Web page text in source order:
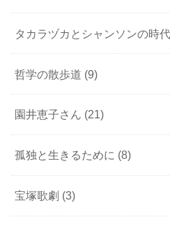
タカラヅカとシャンソンの時代
哲学の散歩道 (9)
園井恵子さん (21)
孤独と生きるために (8)
宝塚歌劇 (3)